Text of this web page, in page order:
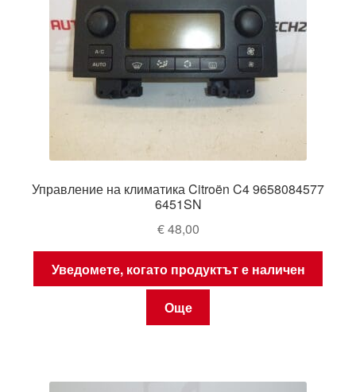
Управление на климатика Citroën C4 9658084577
6451SN
€48,00
Уведомете, когато продуктът е наличен
Още